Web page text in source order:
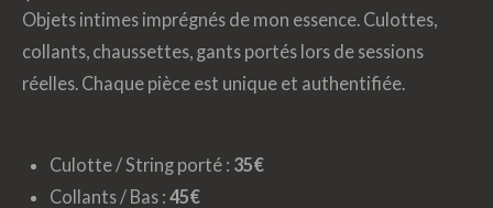
Objets intimes imprégnés de mon essence. Culottes,
collants, chaussettes, gants portés lors de sessions
réelles. Chaque pièce est unique et authentifiée.
Culotte / String porté : 35€
Collants / Bas : 45€